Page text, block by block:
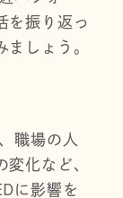
を振り返っ
しょう。
職場の人
化など、
に影響を